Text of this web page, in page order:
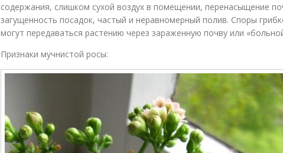
содержания, слишком сухой воздух в помещении, перенасыщение
загущенность посадок, частый и неравномерный полив. Споры
могут передаваться растению через зараженную почву или
Признаки мучнистой росы: